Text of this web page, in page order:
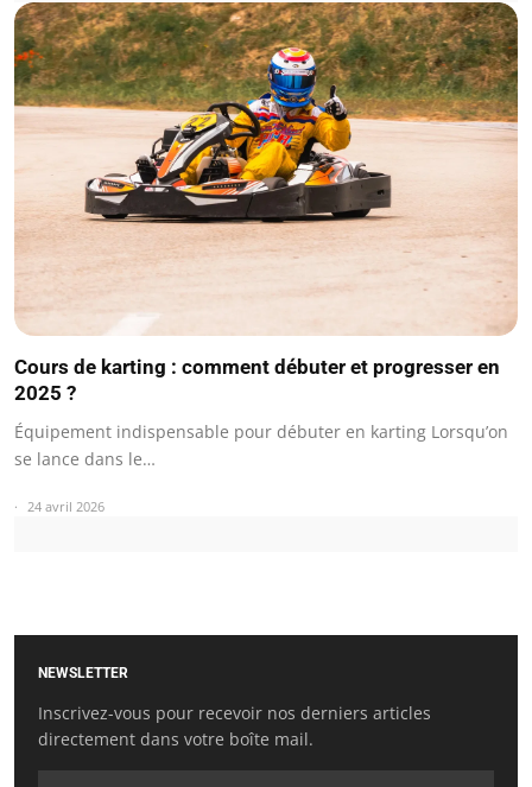
Cours de karting : comment débuter et progresser en
2025 ?
Équipement indispensable pour débuter en karting Lorsqu’on
se lance dans le…
24 avril 2026
NEWSLETTER
Inscrivez-vous pour recevoir nos derniers articles
directement dans votre boîte mail.